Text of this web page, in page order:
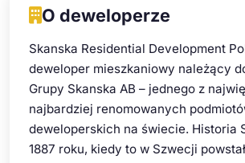
O deweloperze
Skanska Residential Development
deweloper mieszkaniowy należący
Grupy Skanska AB – jednego z
najbardziej renomowanych
deweloperskich na świecie. Historia
1887 roku, kiedy to w Szwecji